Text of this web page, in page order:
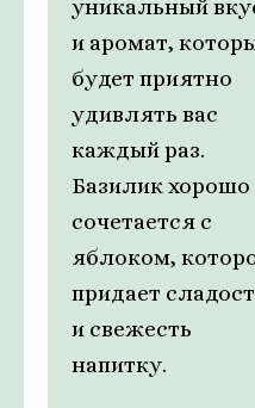
уникальный
и аромат,
будет приятно
удивлять вас
каждый раз.
Базилик хорошо
сочетается с
яблоком,
придает
и свежесть
напитку.